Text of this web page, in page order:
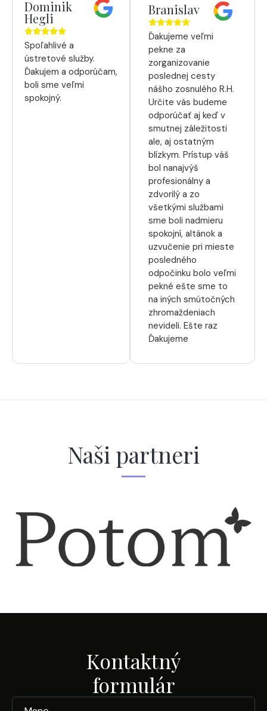
Dominik
Hegli
Spoľahlivé a
ústretové služby.
Ďakujem a odporúčam,
boli sme veľmi
spokojný.
Branislav
Ďakujeme veľmi
pekne za
zorganizovanie
poslednej cesty
nášho zosnulého R.H.
Určite vás budeme
odporúčať aj keď v
smutnej záležitosti
ale, aj ostatným
blízkym. Prístup váš
bol nanajvýš
profesionálny a
zdvorilý a zo
všetkými službami
sme boli nadmieru
spokojní, altánok a
uzvučenie pri mieste
posledného
odpočinku bolo veľmi
pekné ešte sme to
na iných smútočných
zhromaždeniach
nevideli. Ešte raz
Ďakujeme
Naši partneri
Kontaktný
formulár